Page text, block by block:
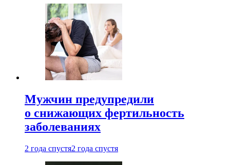
Мужчин предупредили
о снижающих фертильность
заболеваниях
2 года спустя2 года спустя